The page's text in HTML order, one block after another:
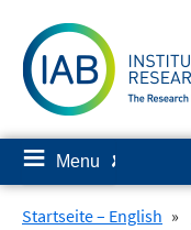
content
≡ Menu ✘
Startseite – English »